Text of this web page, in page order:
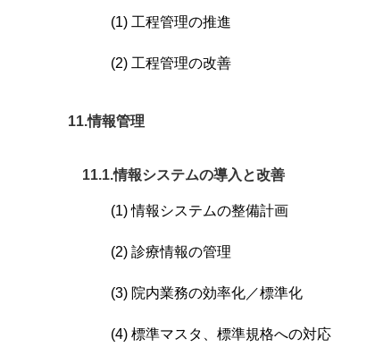
(1) 工程管理の推進
(2) 工程管理の改善
11.情報管理
11.1.情報システムの導入と改善
(1) 情報システムの整備計画
(2) 診療情報の管理
(3) 院内業務の効率化／標準化
(4) 標準マスタ、標準規格への対応